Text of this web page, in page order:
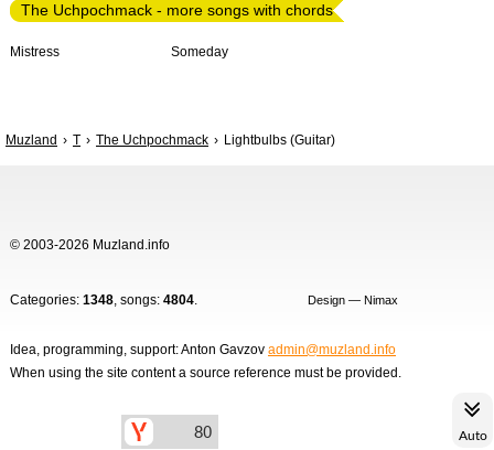
Auto
The Uchpochmack - more songs with chords
Mistress Someday
Muzland T The Uchpochmack Lightbulbs (Guitar)
© 2003-2026 Muzland.info
Categories: 1348, songs: 4804. Design — Nimax
Idea, programming, support: Anton Gavzov admin@muzland.info
When using the site content a source reference must be provided.